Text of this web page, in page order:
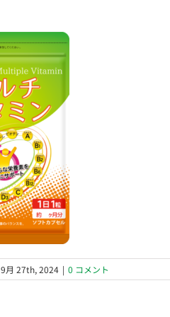
9月 27th, 2024 | 0 コメント